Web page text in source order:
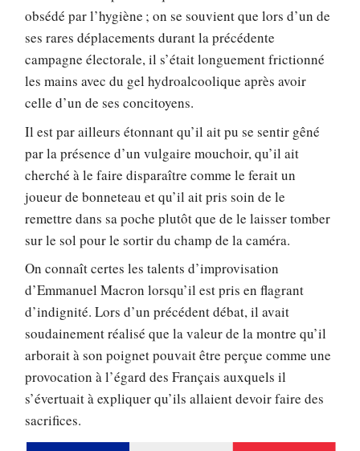
obsédé par l’hygiène ; on se souvient que lors d’un de
ses rares déplacements durant la précédente
campagne électorale, il s’était longuement frictionné
les mains avec du gel hydroalcoolique après avoir
celle d’un de ses concitoyens.
Il est par ailleurs étonnant qu’il ait pu se sentir gêné
par la présence d’un vulgaire mouchoir, qu’il ait
cherché à le faire disparaître comme le ferait un
joueur de bonneteau et qu’il ait pris soin de le
remettre dans sa poche plutôt que de le laisser tomber
sur le sol pour le sortir du champ de la caméra.
On connaît certes les talents d’improvisation
d’Emmanuel Macron lorsqu’il est pris en flagrant
d’indignité. Lors d’un précédent débat, il avait
soudainement réalisé que la valeur de la montre qu’il
arborait à son poignet pouvait être perçue comme une
provocation à l’égard des Français auxquels il
s’évertuait à expliquer qu’ils allaient devoir faire des
sacrifices.